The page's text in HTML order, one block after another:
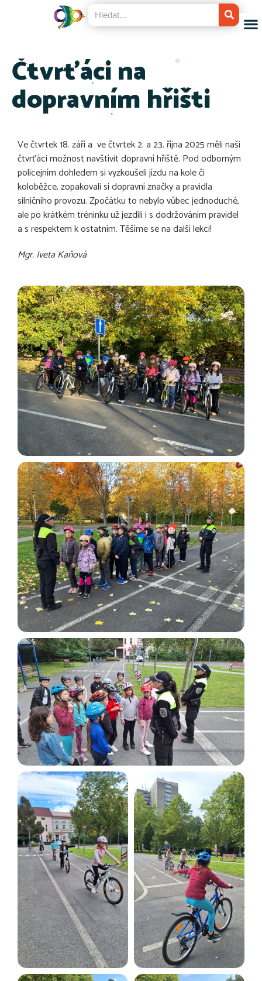
Čtvrťáci na
dopravním hřišti
Ve čtvrtek 18. září a ve čtvrtek 2. a 23. října 2025 měli naši
čtvrťáci možnost navštívit dopravní hřiště. Pod odborným
policejním dohledem si vyzkoušeli jízdu na kole či
koloběžce, zopakovali si dopravní značky a pravidla
silničního provozu. Zpočátku to nebylo vůbec jednoduché,
ale po krátkém tréninku už jezdili i s dodržováním pravidel
a s respektem k ostatním. Těšíme se na další lekci!
Mgr. Iveta Kaňová